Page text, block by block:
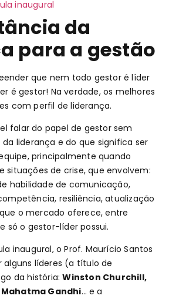
da
para a gestão
que nem todo gestor é líder
é gestor! Na verdade, os melhores
com perfil de liderança.
falar do papel de gestor sem
liderança e do que significa ser
principalmente quando
situações de crise, que envolvem:
habilidade de comunicação,
resiliência, atualização
o mercado oferece, entre
só o gestor-líder possui.
inaugural, o Prof. Maurício Santos
alguns líderes (a título de
da história:Winston Churchill,
Gandhi… e a